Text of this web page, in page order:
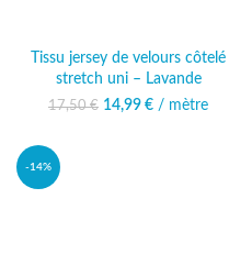
Tissu jersey de velours côtelé
stretch uni – Lavande
17,50€
Le prix initial était :
14,99 €
Le prix
/ mètre
-14%